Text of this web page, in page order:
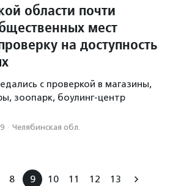
области почти
мест
на доступность
с проверкой в магазины,
зоопарк, боулинг-центр
· Челябинская обл.
8 9 10 11 12 13